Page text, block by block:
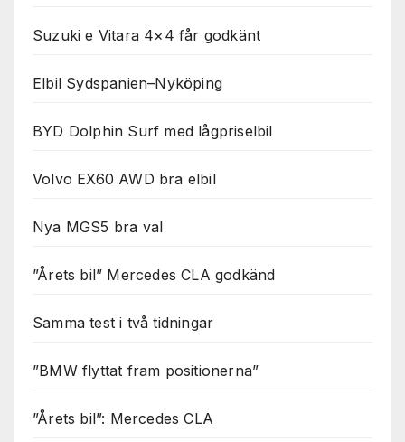
Suzuki e Vitara 4×4 får godkänt
Elbil Sydspanien–Nyköping
BYD Dolphin Surf med lågpriselbil
Volvo EX60 AWD bra elbil
Nya MGS5 bra val
”Årets bil” Mercedes CLA godkänd
Samma test i två tidningar
”BMW flyttat fram positionerna”
”Årets bil”: Mercedes CLA